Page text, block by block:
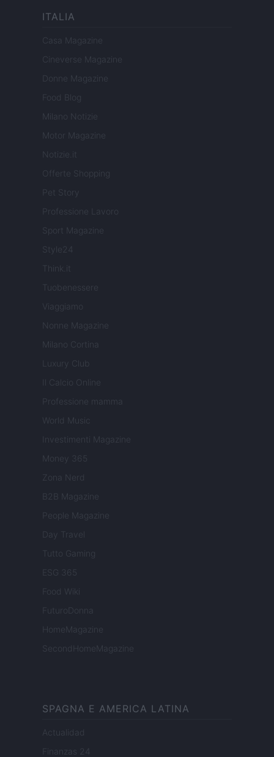
ITALIA
Casa Magazine
Cineverse Magazine
Donne Magazine
Food Blog
Milano Notizie
Motor Magazine
Notizie.it
Offerte Shopping
Pet Story
Professione Lavoro
Sport Magazine
Style24
Think.it
Tuobenessere
Viaggiamo
Nonne Magazine
Milano Cortina
Luxury Club
Il Calcio Online
Professione mamma
World Music
Investimenti Magazine
Money 365
Zona Nerd
B2B Magazine
People Magazine
Day Travel
Tutto Gaming
ESG 365
Food Wiki
FuturoDonna
HomeMagazine
SecondHomeMagazine
SPAGNA E AMERICA LATINA
Actualidad
Finanzas 24